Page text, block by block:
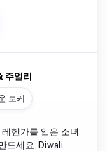
주얼리
보케
헨가를 입은 소녀
드세요. Diwali